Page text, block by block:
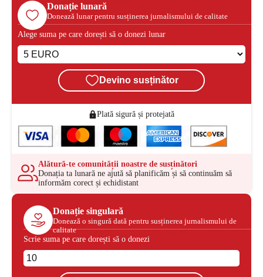
Donație lunară
Donează lunar pentru susținerea jurnalismului de calitate
Alege suma pe care dorești să o donezi lunar
Devino susținător
Plată sigură și protejată
Alătură-te comunității noastre de susținători
Donația ta lunară ne ajută să planificăm și să continuăm să
informăm corect și echidistant
Donație singulară
Donează o singură dată pentru susținerea jurnalismului de
calitate
Scrie suma pe care dorești să o donezi